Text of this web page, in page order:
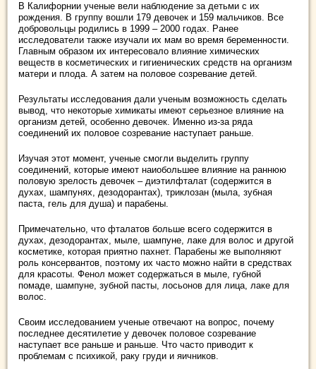
В Калифорнии ученые вели наблюдение за детьми с их
рождения. В группу вошли 179 девочек и 159 мальчиков. Все
добровольцы родились в 1999 – 2000 годах. Ранее
исследователи также изучали их мам во время беременности.
Главным образом их интересовало влияние химических
веществ в косметических и гигиенических средств на организм
матери и плода. А затем на половое созревание детей.
Результаты исследования дали ученым возможность сделать
вывод, что некоторые химикаты имеют серьезное влияние на
организм детей, особенно девочек. Именно из-за ряда
соединений их половое созревание наступает раньше.
Изучая этот момент, ученые смогли выделить группу
соединений, которые имеют наиобольшее влияние на раннюю
половую зрелость девочек – диэтилфталат (содержится в
духах, шампунях, дезодорантах), триклозан (мыла, зубная
паста, гель для душа) и парабены.
Примечательно, что фталатов больше всего содержится в
духах, дезодорантах, мыле, шампуне, лаке для волос и другой
косметике, которая приятно пахнет. Парабены же выполняют
роль консервантов, поэтому их часто можно найти в средствах
для красоты. Фенол может содержаться в мыле, губной
помаде, шампуне, зубной пасты, лосьонов для лица, лаке для
волос.
Своим исследованием ученые отвечают на вопрос, почему
последнее десятилетие у девочек половое созревание
наступает все раньше и раньше. Что часто приводит к
проблемам с психикой, раку груди и яичников.